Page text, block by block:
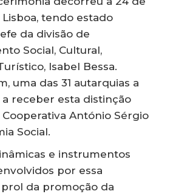
tendo estado
da divisão de
Social, Cultural,
Isabel Bessa.
uma das 31 autarquias a
receber esta distinção
António Sérgio
Social.
e instrumentos
por essa
da promoção da